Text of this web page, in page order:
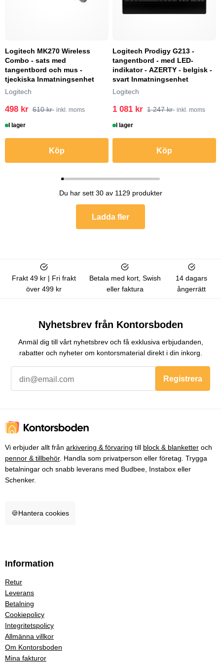
Logitech MK270 Wireless
Combo - sats med
tangentbord och mus -
tjeckiska Inmatningsenhet
Logitech
498 kr 610 kr inkl. moms
I lager
Köp
Logitech Prodigy G213 -
tangentbord - med LED-
indikator - AZERTY - belgisk -
svart Inmatningsenhet
Logitech
1 081 kr 1 247 kr inkl. moms
I lager
Köp
Du har sett 30 av 1129 produkter
Ladda fler
Frakt 49 kr | Fri frakt
över 499 kr
Betala med kort, Swish
eller faktura
14 dagars
ångerrätt
Nyhetsbrev från Kontorsboden
Anmäl dig till vårt nyhetsbrev och få exklusiva erbjudanden,
rabatter och nyheter om kontorsmaterial direkt i din inkorg.
Registrera
Vi erbjuder allt från arkivering & förvaring till block & blanketter och
pennor & tillbehör. Handla som privatperson eller företag. Trygga
betalningar och snabb leverans med Budbee, Instabox eller
Schenker.
🍪Hantera cookies
Information
Retur
Leverans
Betalning
Cookiepolicy
Integritetspolicy
Allmänna villkor
Om Kontorsboden
Mina fakturor